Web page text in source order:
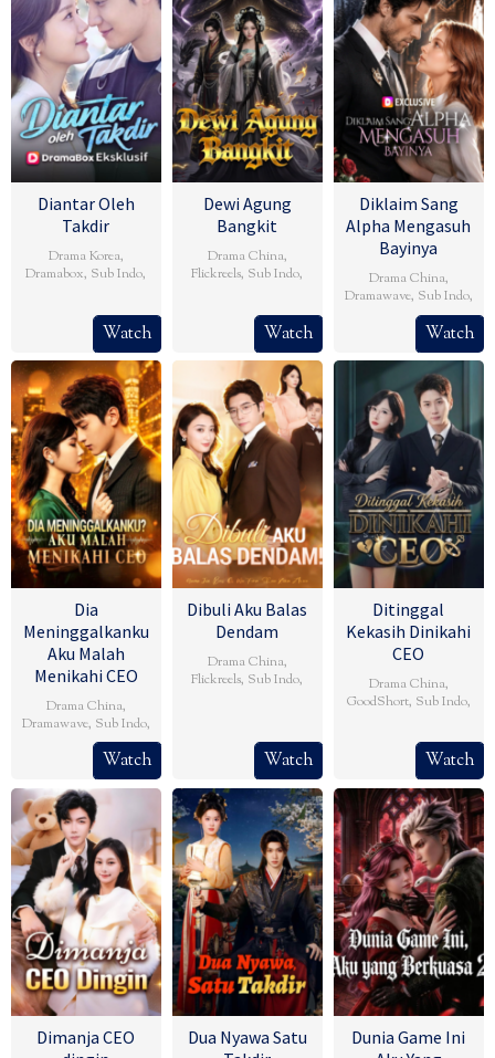
Diantar Oleh
Takdir
Drama Korea,
Dramabox, Sub Indo,
Watch
Dewi Agung
Bangkit
Drama China,
Flickreels, Sub Indo,
Watch
Diklaim Sang
Alpha Mengasuh
Bayinya
Drama China,
Dramawave, Sub Indo,
Watch
Dia
Meninggalkanku
Aku Malah
Menikahi CEO
Drama China,
Dramawave, Sub Indo,
Watch
Dibuli Aku Balas
Dendam
Drama China,
Flickreels, Sub Indo,
Watch
Ditinggal
Kekasih Dinikahi
CEO
Drama China,
GoodShort, Sub Indo,
Watch
Dimanja CEO
Dua Nyawa Satu
Dunia Game Ini